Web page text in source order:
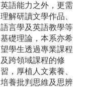
英語能力之外，更需
理解研讀文學作品、
語言學及英語教學等
基礎理論，本系亦希
望學生透過專業課程
及跨領域課程的修
習，厚植人文素養、
培養批判思維及思辨